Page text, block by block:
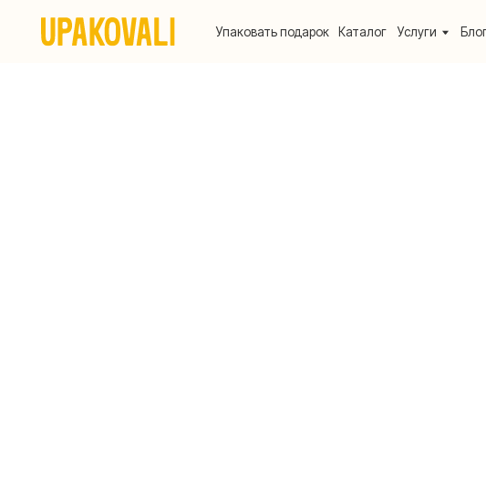
Упаковать подарок Каталог Услуги Блог